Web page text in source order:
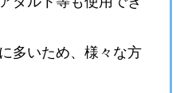
多いため、様々な方